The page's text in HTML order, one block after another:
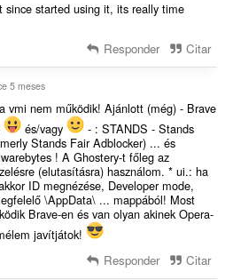
since started using it, its really time
Responder Citar
5 meses
vmi nem működik! Ajánlott (még) - Brave
és/vagy
- : STANDS - Stands
Stands Fair Adblocker) ... és
! A Ghostery-t főleg az
(elutasításra) használom. * ui.: ha
ID megnézése, Developer mode,
\AppData\ ... mappából! Most
Brave-en és van olyan akinek Opera-
javítjátok!
Responder Citar